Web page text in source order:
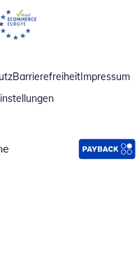
Fenster
Öffnet in neuem Fenster
BarrierefreiheitImpressum